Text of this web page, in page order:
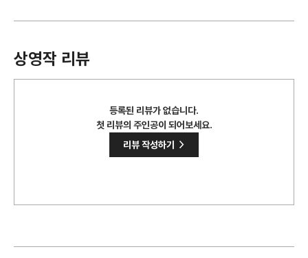
상영작 리뷰
등록된 리뷰가 없습니다.
첫 리뷰의 주인공이 되어보세요.
리뷰 작성하기
>